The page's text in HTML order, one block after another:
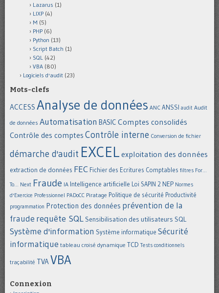
Lazarus (1)
LIXP (4)
M (5)
PHP (6)
Python (13)
Script Batch (1)
SQL (42)
VBA (80)
Logiciels d'audit (23)
Mots-clefs
ACCESS Analyse de données ANC ANSSI audit Audit
de données Automatisation BASIC Comptes consolidés
Contrôle des comptes Contrôle interne Conversion de fichier
démarche d'audit EXCEL exploitation des données
extraction de données FEC Fichier des Ecritures Comptables filtres For...
To... Next Fraude IA Intelligence artificielle Loi SAPIN 2 NEP Normes
d'Exercice Professionnel PADoCC Piratage Politique de sécurité Productivité
programmation Protection des données prévention de la
fraude requête SQL Sensibilisation des utilisateurs SQL
Système d'information Système informatique Sécurité
informatique tableau croisé dynamique TCD Tests conditionnels
traçabilité TVA VBA
Connexion